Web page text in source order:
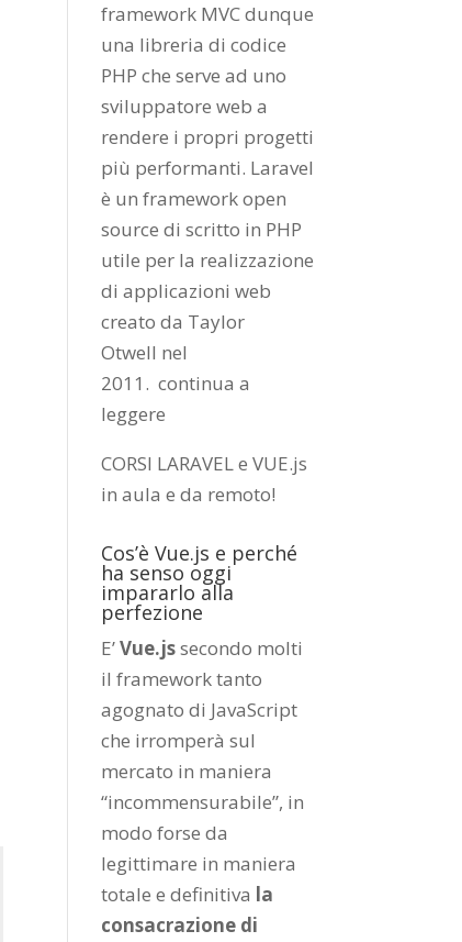
framework MVC dunque
una libreria di codice
PHP che serve ad uno
sviluppatore web a
rendere i propri progetti
più performanti. Laravel
è un framework open
source di scritto in PHP
utile per la realizzazione
di applicazioni web
creato da Taylor
Otwell nel
2011.continua a
leggere
CORSI LARAVEL e VUE.js
in aula e da remoto!
Cos’è Vue.js e perché
ha senso oggi
impararlo alla
perfezione
E’Vue.jssecondo molti
il framework tanto
agognato di JavaScript
che irromperà sul
mercato in maniera
“incommensurabile”, in
modo forse da
legittimare in maniera
totale e definitiva la
consacrazione di